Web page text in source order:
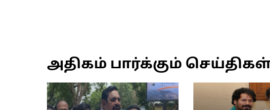
அதிகம் பார்க்கும்